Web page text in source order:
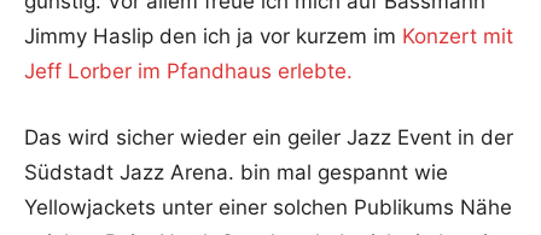
Jimmy Haslip den ich ja vor kurzem im Konzert mit
Jeff Lorber im Pfandhaus erlebte.
Das wird sicher wieder ein geiler Jazz Event in der
Südstadt Jazz Arena. bin mal gespannt wie
Yellowjackets unter einer solchen Publikums Nähe